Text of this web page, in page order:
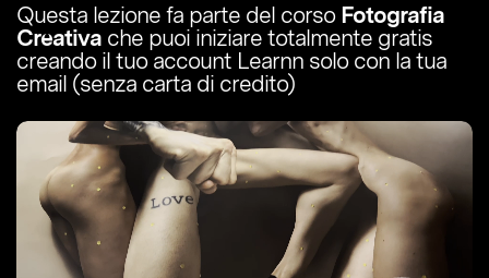
Questa lezione fa parte del corso Fotografia
Creativa che puoi iniziare totalmente gratis
creando il tuo account Learnn solo con la tua
email (senza carta di credito)